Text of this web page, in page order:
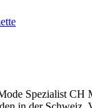
Spezialist CH